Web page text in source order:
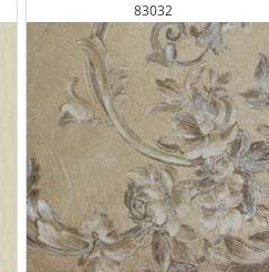
83032